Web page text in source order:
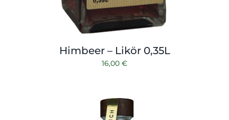
Himbeer – Likör 0,35L
16,00 €